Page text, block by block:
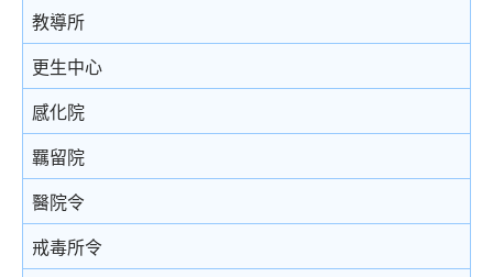
在警署及法庭分隔少年人
被捕人士保釋
投訴警察
教導所
更生中心
感化院
羈留院
醫院令
戒毒所令